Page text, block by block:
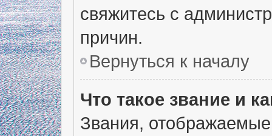
свяжитесь с
причин.
Вернуться к началу
Что такое звание и
Звания,